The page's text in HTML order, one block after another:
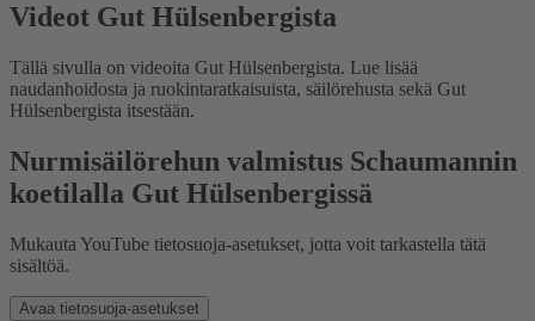
Videot Gut Hülsenbergista
Tällä sivulla on videoita Gut Hülsenbergista. Lue lisää
naudanhoidosta ja ruokintaratkaisuista, säilörehusta sekä Gut
Hülsenbergista itsestään.
Nurmisäilörehun valmistus Schaumannin
koetilalla Gut Hülsenbergissä
Mukauta YouTube tietosuoja-asetukset, jotta voit tarkastella tätä
sisältöä.
Avaa tietosuoja-asetukset